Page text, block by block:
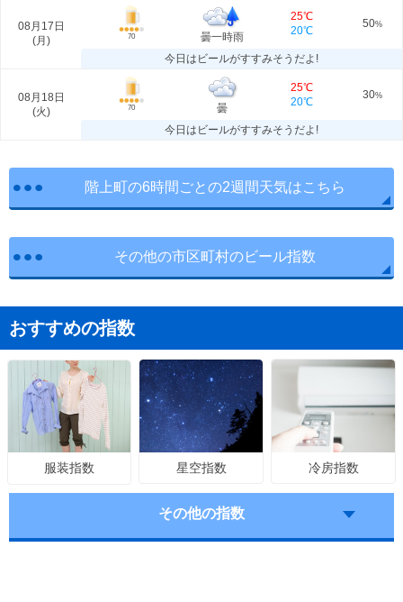
08月17日
(月 ) 70 曇一時雨
25℃
20℃
50%
今日はビールがすすみそうだよ!
08月18日
(火) 70 曇
25℃
20℃
30%
今日はビールがすすみそうだよ!
階上町の6時間ごとの2週間天気はこちら
その他の市区町村のビール指数
おすすめの指数
服装指数 星空指数 冷房指数
その他の指数